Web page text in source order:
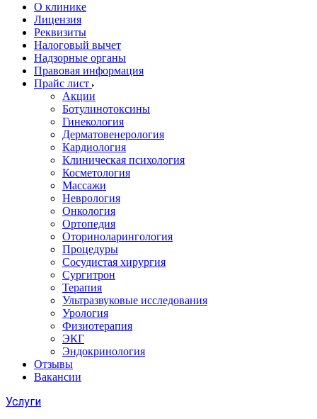
О клинике
Лицензия
Реквизиты
Налоговый вычет
Надзорные органы
Правовая информация
Прайс лист
Акции
Ботулинотоксины
Гинекология
Дерматовенерология
Кардиология
Клиническая психология
Косметология
Массажи
Неврология
Онкология
Ортопедия
Оториноларингология
Процедуры
Сосудистая хирургия
Сургитрон
Терапия
Ультразвуковые исследования
Урология
Физиотерапия
ЭКГ
Эндокринология
Отзывы
Вакансии
Услуги